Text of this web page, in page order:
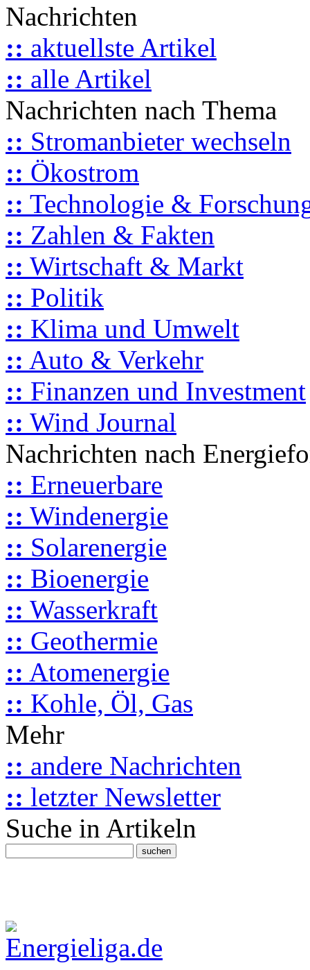
Nachrichten
:: aktuellste Artikel
:: alle Artikel
Nachrichten nach Thema
:: Stromanbieter wechseln
:: Ökostrom
:: Technologie &
:: Zahlen & Fakten
:: Wirtschaft & Markt
:: Politik
:: Klima und Umwelt
:: Auto & Verkehr
:: Finanzen und Investment
:: Wind Journal
Nachrichten nach
:: Erneuerbare
:: Windenergie
:: Solarenergie
:: Bioenergie
:: Wasserkraft
:: Geothermie
:: Atomenergie
:: Kohle, Öl, Gas
Mehr
:: andere Nachrichten
:: letzter Newsletter
Suche in Artikeln